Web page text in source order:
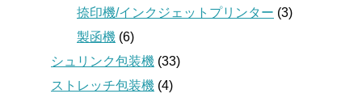
捺印機/インクジェットプリンター (3)
製函機 (6)
シュリンク包装機 (33)
ストレッチ包装機 (4)